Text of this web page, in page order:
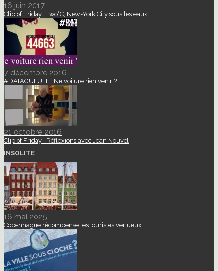
16 juin 2017
Clip of Friday : Two°C, New-York City sous les eaux.
7 décembre 2016
#DATAGUEULE : Ne voiture rien venir ?
21 octobre 2016
Clip of Friday : Réflexions avec Jean Nouvel
INSOLITE
16 mai 2025
Copenhague récompense les touristes vertueux